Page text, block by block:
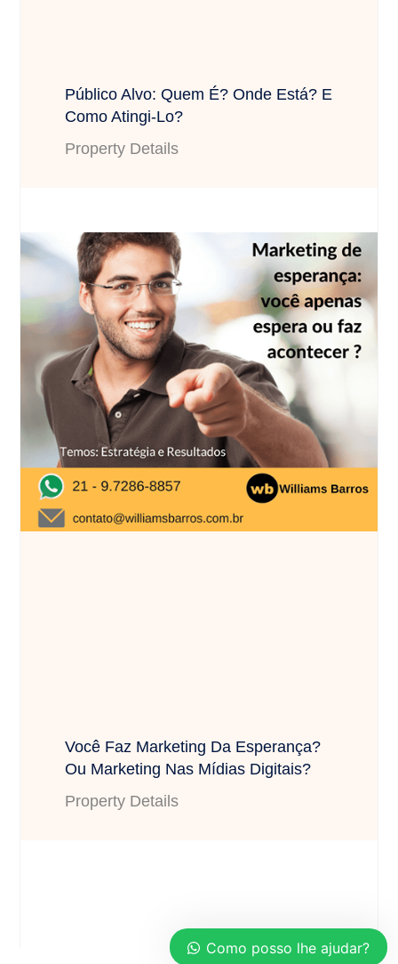
Público Alvo: Quem É? Onde Está? E
Como Atingi-Lo?
Property Details
Você Faz Marketing Da Esperança?
Ou Marketing Nas Mídias Digitais?
Property Details
Como posso lhe ajudar?